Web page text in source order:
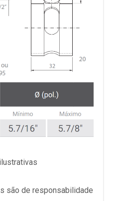
são de responsabilidade